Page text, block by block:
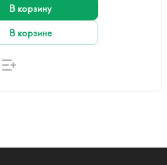
В корзину
В корзине